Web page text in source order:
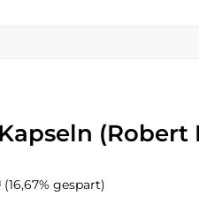
(Robert
(16,67% gespart)